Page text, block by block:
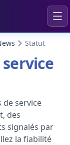
Statut
de service
des
signalés par
la fiabilité